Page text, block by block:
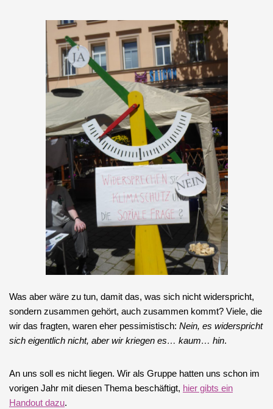
Was aber wäre zu tun, damit das, was sich nicht widerspricht,
sondern zusammen gehört, auch zusammen kommt? Viele, die
wir das fragten, waren eher pessimistisch: Nein, es widerspricht
sich eigentlich nicht, aber wir kriegen es… kaum… hin.
An uns soll es nicht liegen. Wir als Gruppe hatten uns schon im
vorigen Jahr mit diesen Thema beschäftigt, hier gibts ein
Handout dazu.